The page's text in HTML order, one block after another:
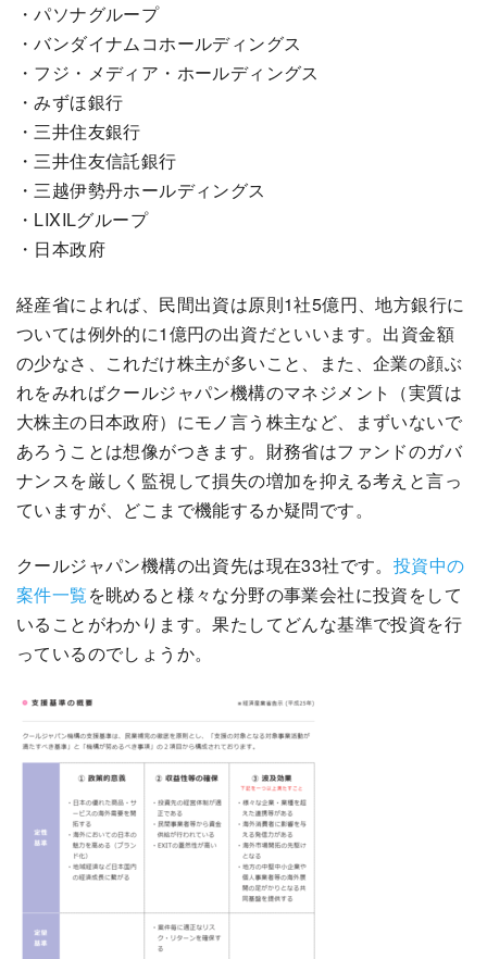
・パソナグループ
・バンダイナムコホールディングス
・フジ・メディア・ホールディングス
・みずほ銀行
・三井住友銀行
・三井住友信託銀行
・三越伊勢丹ホールディングス
・LIXILグループ
・日本政府
経産省によれば、民間出資は原則1社5億円、地方銀行に
ついては例外的に1億円の出資だといいます。出資金額
の少なさ、これだけ株主が多いこと、また、企業の顔ぶ
れをみればクールジャパン機構のマネジメント（実質は
大株主の日本政府）にモノ言う株主など、まずいないで
あろうことは想像がつきます。財務省はファンドのガバ
ナンスを厳しく監視して損失の増加を抑える考えと言っ
ていますが、どこまで機能するか疑問です。
クールジャパン機構の出資先は現在33社です。 投資中の
案件一覧を眺めると様々な分野の事業会社に投資をして
いることがわかります。果たしてどんな基準で投資を行
っているのでしょうか。